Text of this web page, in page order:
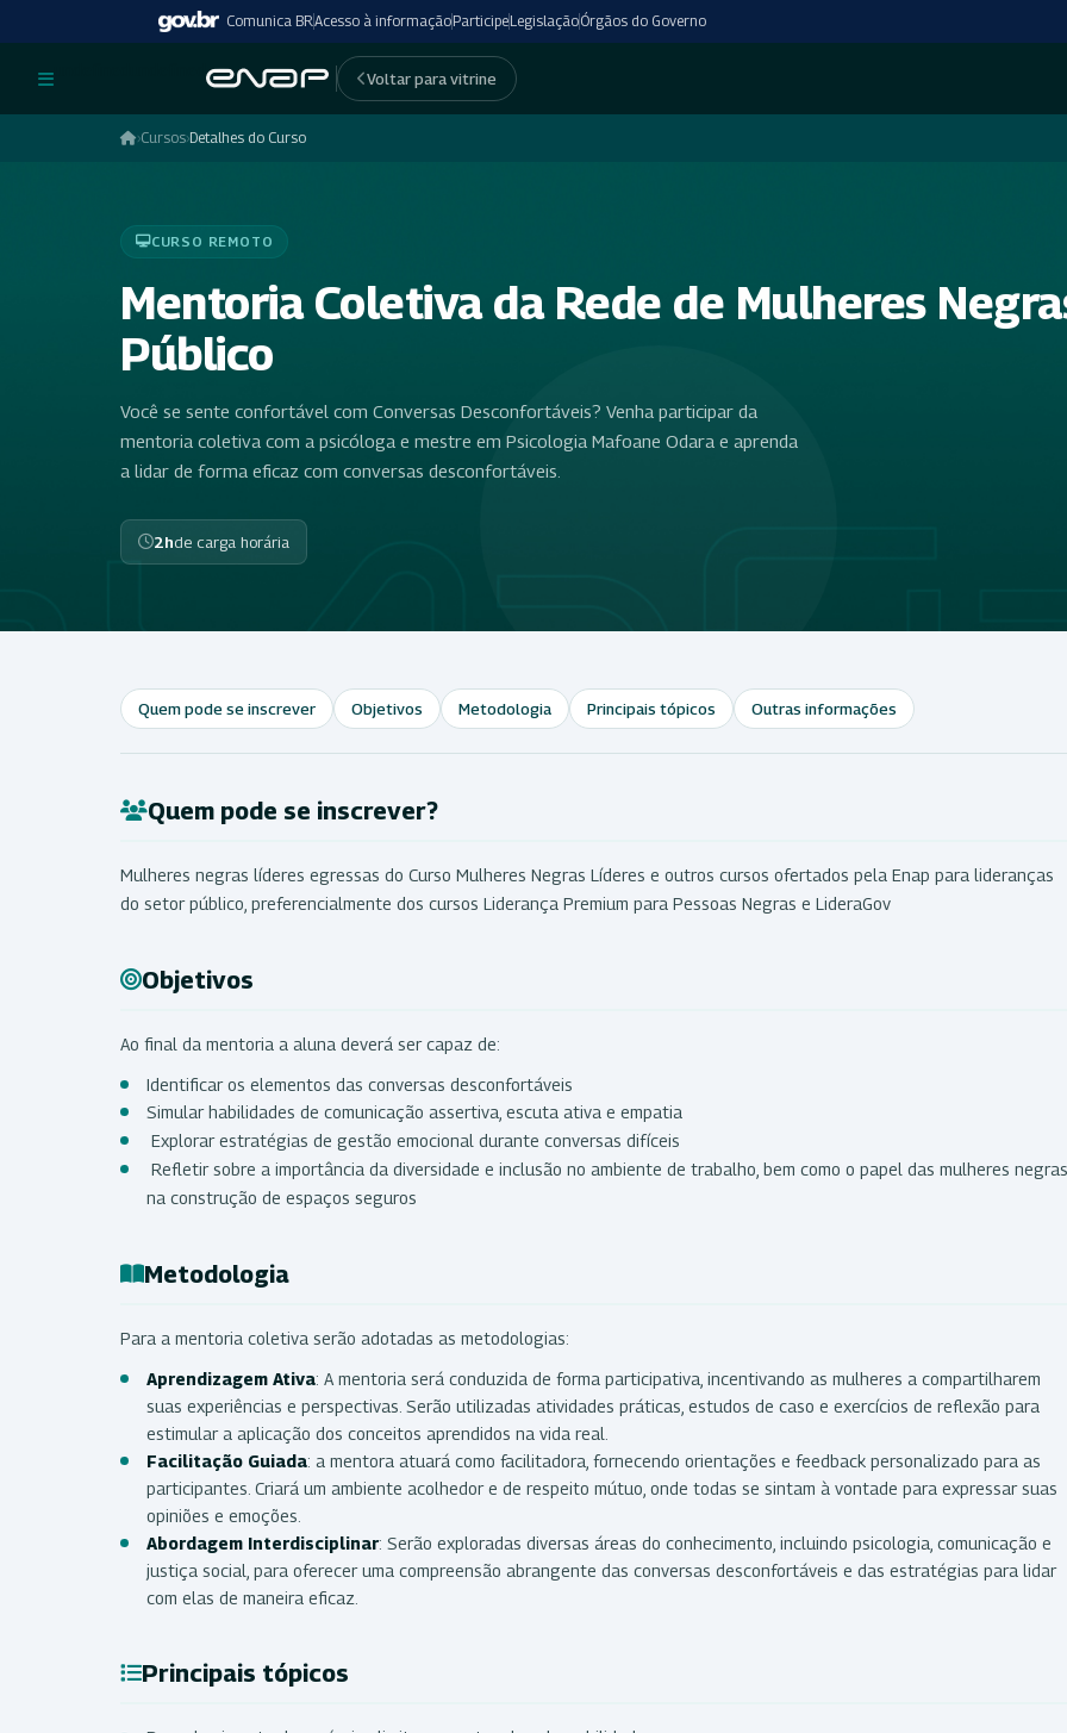
Comunica BRAcesso à informaçãoParticipeLegislaçãoÓrgãos do Governo
Voltar para vitrine
›Cursos›Detalhes do Curso
CURSO REMOTO
Mentoria Coletiva da Rede de Mulheres
Público
Você se sente confortável com Conversas Desconfortáveis? Venha participar da
mentoria coletiva com a psicóloga e mestre em Psicologia Mafoane Odara e aprenda
a lidar de forma eficaz com conversas desconfortáveis.
2hde carga horária
Quem pode se inscrever Objetivos Metodologia Principais tópicos Outras informações
Quem pode se inscrever?
Mulheres negras líderes egressas do Curso Mulheres Negras Líderes e outros cursos ofertados pela Enap para lideranças
do setor público, preferencialmente dos cursos Liderança Premium para Pessoas Negras e LideraGov
Objetivos
Ao final da mentoria a aluna deverá ser capaz de:
Identificar os elementos das conversas desconfortáveis
Simular habilidades de comunicação assertiva, escuta ativa e empatia
Explorar estratégias de gestão emocional durante conversas difíceis
Refletir sobre a importância da diversidade e inclusão no ambiente de trabalho, bem como o papel das mulheres negras
na construção de espaços seguros
Metodologia
Para a mentoria coletiva serão adotadas as metodologias:
Aprendizagem Ativa: A mentoria será conduzida de forma participativa, incentivando as mulheres a compartilharem
suas experiências e perspectivas. Serão utilizadas atividades práticas, estudos de caso e exercícios de reflexão para
estimular a aplicação dos conceitos aprendidos na vida real.
Facilitação Guiada: a mentora atuará como facilitadora, fornecendo orientações e feedback personalizado para as
participantes. Criará um ambiente acolhedor e de respeito mútuo, onde todas se sintam à vontade para expressar suas
opiniões e emoções.
Abordagem Interdisciplinar: Serão exploradas diversas áreas do conhecimento, incluindo psicologia, comunicação e
justiça social, para oferecer uma compreensão abrangente das conversas desconfortáveis e das estratégias para lidar
com elas de maneira eficaz.
Principais tópicos